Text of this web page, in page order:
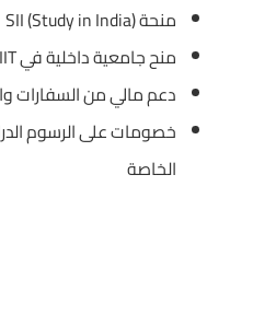
منحة SII (Study in India)
منح جامعية داخلية في IIT وJNTU
دعم مالي من السفارات
خصومات على الرسوم
الخاصة